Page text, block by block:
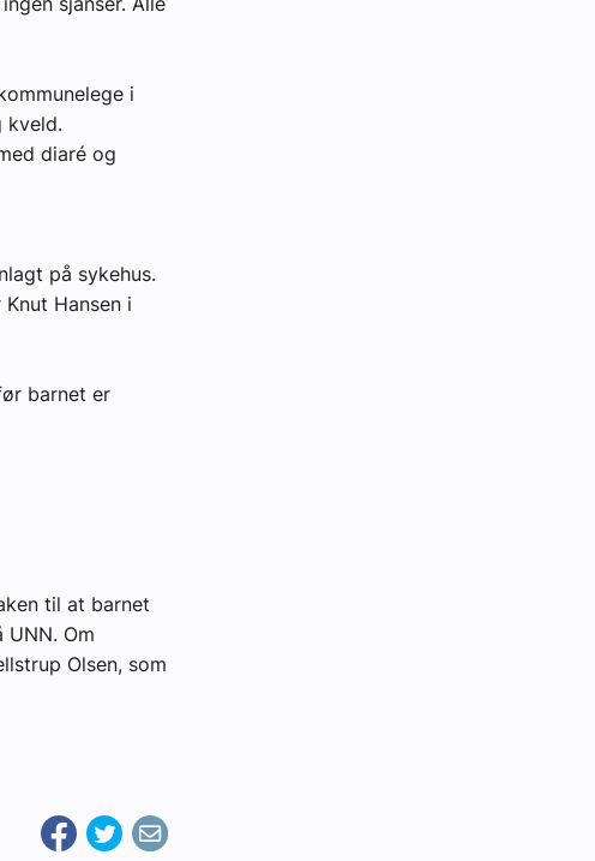
i
kveld.
diaré og
på sykehus.
Hansen i
barnet er
til at barnet
Om
Olsen, som